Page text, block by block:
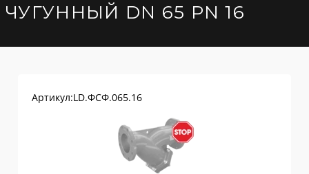
ЧУГУННЫЙ DN 65 PN 16
Артикул:LD.ФСФ.065.16